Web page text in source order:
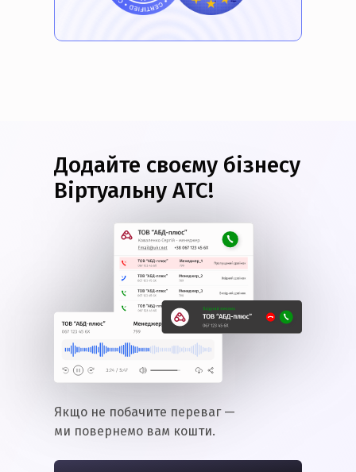
Додайте своєму бізнесу
Віртуальну АТС!
Якщо не побачите переваг —
ми повернемо вам кошти.